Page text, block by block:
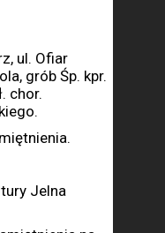
ul. Ofiar
grób Śp. kpr.
chor.
Jelna